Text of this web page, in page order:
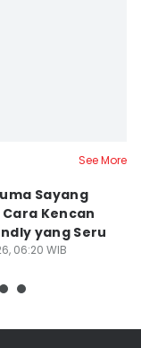
See More
Sayang
Cara Kencan
yang Seru
06:20 WIB